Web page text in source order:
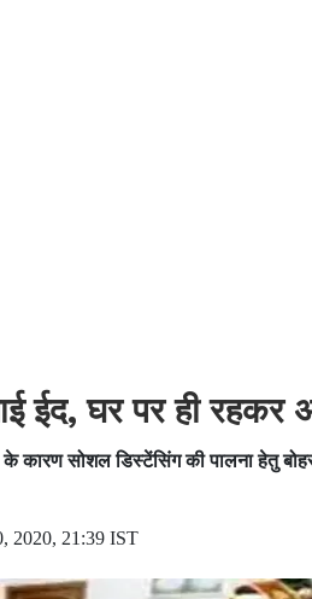
ईद, घर पर ही रहकर
के कारण सोशल डिस्टेंसिंग की पालना हेतु
2020, 21:39 IST